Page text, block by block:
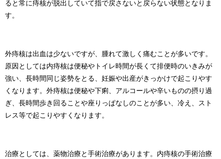
ると常に痔核が脱出していて指で戻さないと戻らない状態となりま
す。
外痔核は出血は少ないですが、腫れて激しく痛むことが多いです。
原因としては内痔核は便秘やトイレ時間が長くて排便時のいきみが
強い、長時間同じ姿勢をとる、妊娠や出産がきっかけで起こりやす
くなります。外痔核は便秘や下痢、アルコールや辛いものの摂り過
ぎ、長時間歩き回ることや座りっぱなしのことが多い、冷え、スト
レス等で起こりやすくなります。
治療としては、薬物治療と手術治療があります。内痔核の手術治療